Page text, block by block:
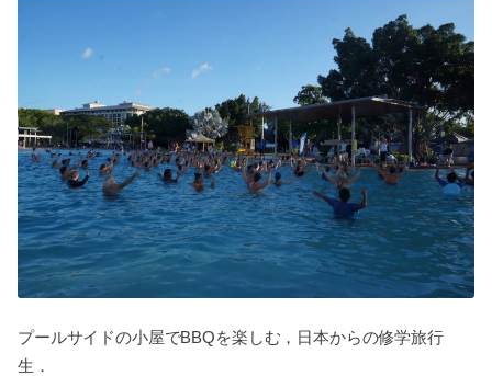
プールサイドの小屋でBBQを楽しむ，日本からの修学旅行
生．